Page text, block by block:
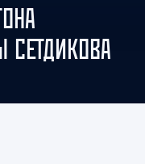
СЕТДИКОВА